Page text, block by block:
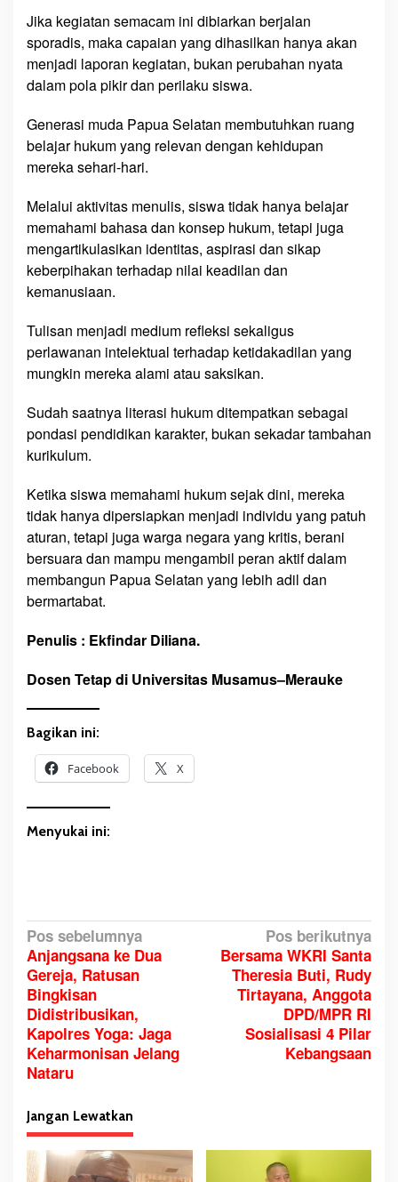
Jika kegiatan semacam ini dibiarkan berjalan
sporadis, maka capaian yang dihasilkan hanya akan
menjadi laporan kegiatan, bukan perubahan nyata
dalam pola pikir dan perilaku siswa.
Generasi muda Papua Selatan membutuhkan ruang
belajar hukum yang relevan dengan kehidupan
mereka sehari-hari.
Melalui aktivitas menulis, siswa tidak hanya belajar
memahami bahasa dan konsep hukum, tetapi juga
mengartikulasikan identitas, aspirasi dan sikap
keberpihakan terhadap nilai keadilan dan
kemanusiaan.
Tulisan menjadi medium refleksi sekaligus
perlawanan intelektual terhadap ketidakadilan yang
mungkin mereka alami atau saksikan.
Sudah saatnya literasi hukum ditempatkan sebagai
pondasi pendidikan karakter, bukan sekadar tambahan
kurikulum.
Ketika siswa memahami hukum sejak dini, mereka
tidak hanya dipersiapkan menjadi individu yang patuh
aturan, tetapi juga warga negara yang kritis, berani
bersuara dan mampu mengambil peran aktif dalam
membangun Papua Selatan yang lebih adil dan
bermartabat.
Penulis : Ekfindar Diliana.
Dosen Tetapdi Universitas Musamus–Merauke
Bagikan ini:
Facebook X
Menyukai ini:
N
a
v
i
g
a
s
p
o
s
Pos sebelumnya
Anjangsana ke Dua
Gereja, Ratusan
Bingkisan
Didistribusikan,
Kapolres Yoga: Jaga
Keharmonisan Jelang
Nataru
Pos berikutnya
Bersama WKRI Santa
Theresia Buti, Rudy
Tirtayana, Anggota
DPD/MPR RI
Sosialisasi 4 Pilar
Kebangsaan
Jangan Lewatkan